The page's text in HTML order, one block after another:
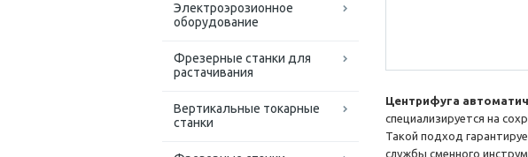
Электроэрозионное
оборудование
Фрезерные станки для
растачивания
Вертикальные токарные
станки
Центрифуга
специализируется на
Такой подход
службы сменного